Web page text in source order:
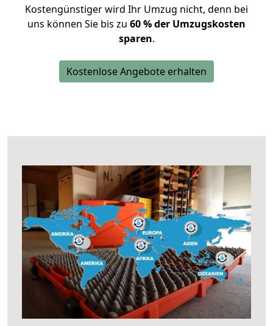
Kostengünstiger wird Ihr Umzug nicht, denn bei
uns können Sie bis zu 60 % der Umzugskosten
sparen.
Kostenlose Angebote erhalten